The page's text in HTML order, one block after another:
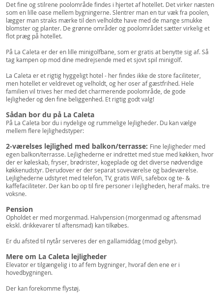
Det fine og stilrene poolområde findes i hjertet af hotellet. Det virker næsten
som en lille oase mellem bygningerne. Slentrer man en tur væk fra poolen,
lægger man straks mærke til den velholdte have med de mange smukke
blomster og planter. De grønne områder og poolområdet sætter virkelig et
flot præg på hotellet.
På La Caleta er der en lille minigolfbane, som er gratis at benytte sig af. Så
tag kampen op mod dine medrejsende med et sjovt spil minigolf.
La Caleta er et rigtig hyggeligt hotel - her findes ikke de store faciliteter,
men hotellet er veldrevet og velholdt, og her oser af gæstfrihed. Hele
familien vil trives her med det charmerende poolområde, de gode
lejligheder og den fine beliggenhed. Et rigtig godt valg!
Sådan bor du på La Caleta
På La Caleta bor du i nydelige og rummelige lejligheder. Du kan vælge
mellem flere lejlighedstyper:
2-værelses lejlighed med balkon/terrasse: Fine lejligheder med
egen balkon/terrasse. Lejlighederne er indrettet med stue med køkken, hvor
der er køleskab, fryser, brødrister, kogeplade og det diverse nødvendige
køkkenudstyr. Derudover er der separat soveværelse og badeværelse.
Lejlighederne udstyret med telefon, TV, gratis WiFi, safebox og te- &
kaffefaciliteter. Der kan bo op til fire personer i lejligheden, heraf maks. tre
voksne.
Pension
Opholdet er med morgenmad. Halvpension (morgenmad og aftensmad
ekskl. drikkevarer til aftensmad) kan tilkøbes.
Er du afsted til nytår serveres der en gallamiddag (mod gebyr).
Mere om La Caleta lejligheder
Elevator er tilgængelig i to af fem bygninger, hvoraf den ene er i
hovedbygningen.
Der kan forekomme flystøj.